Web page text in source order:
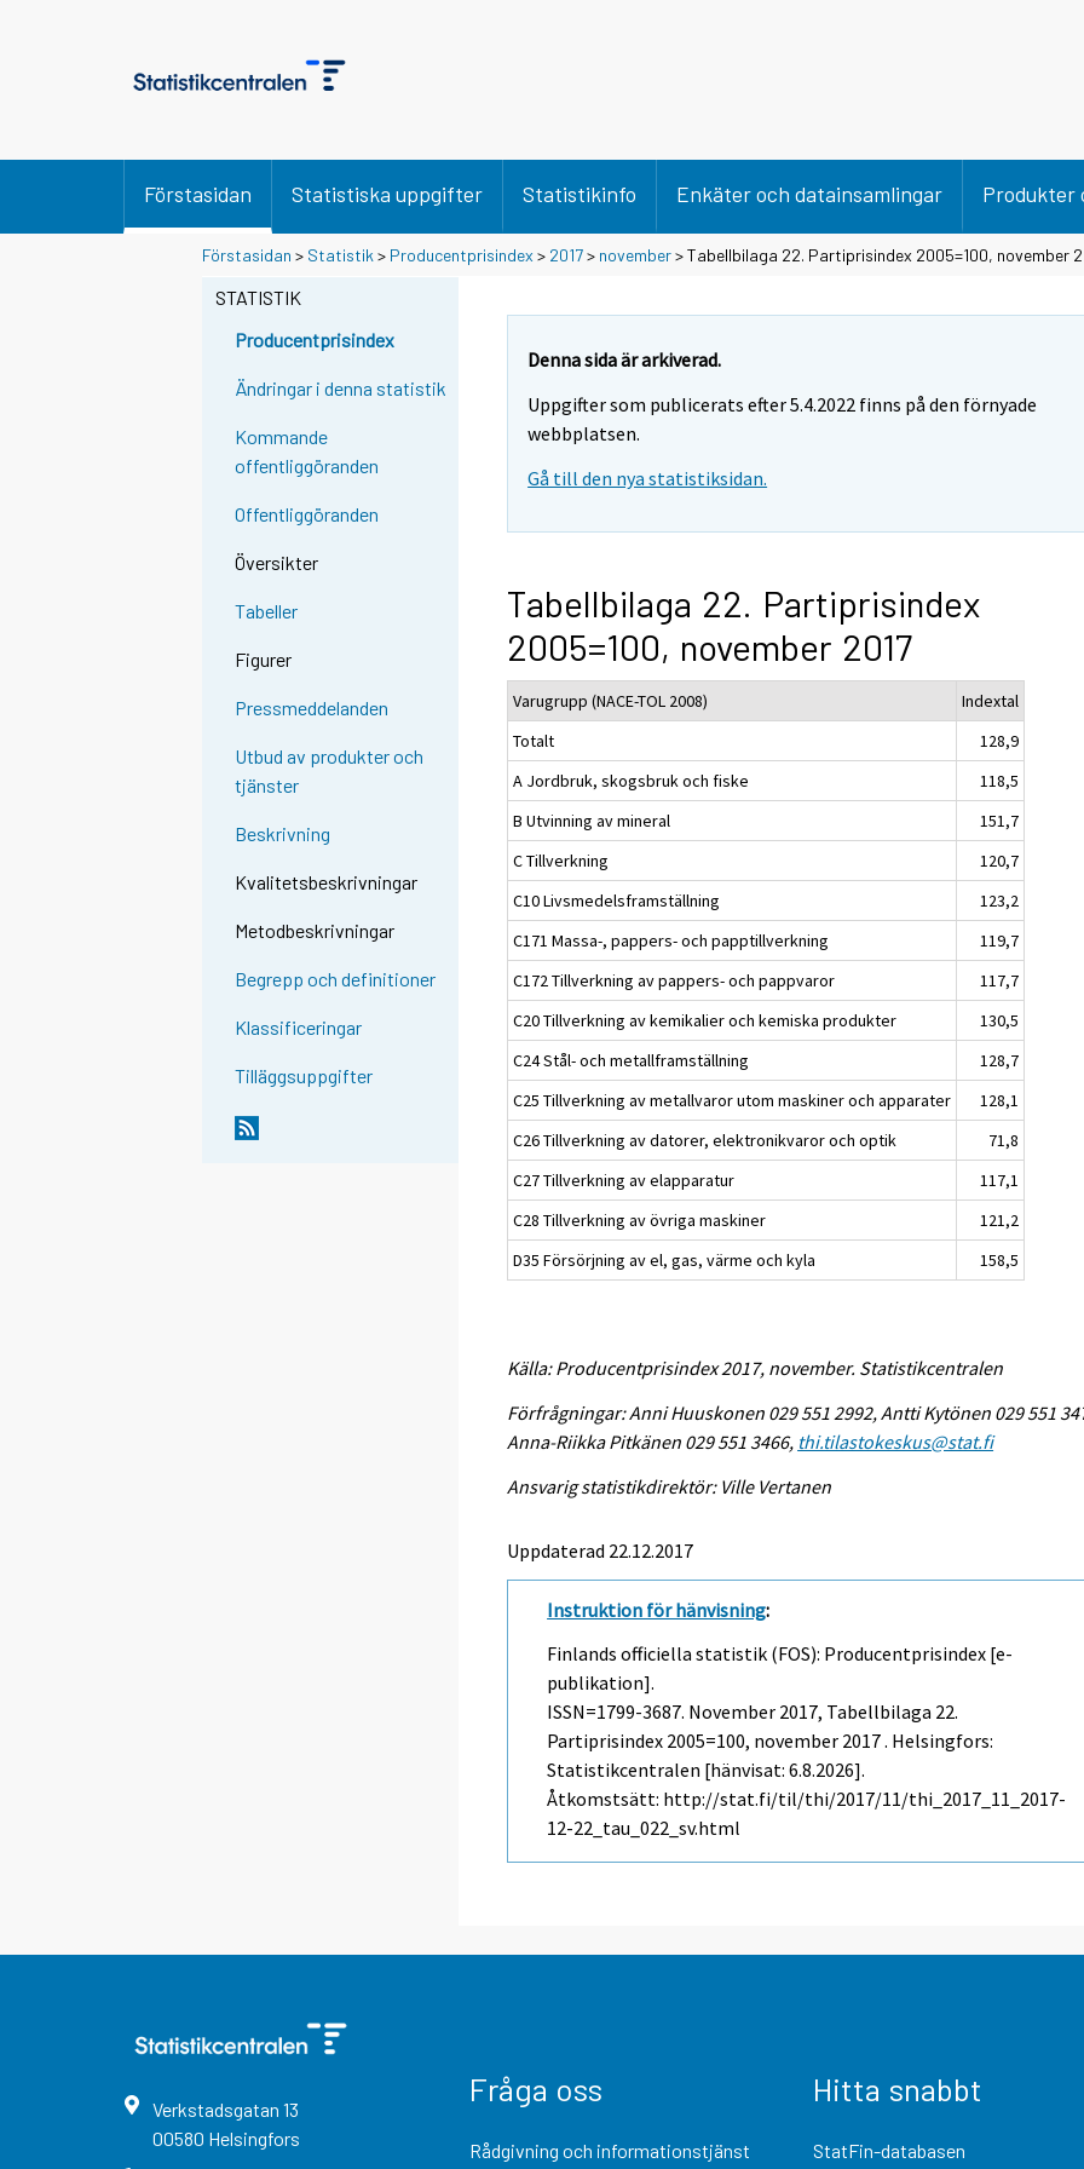
Förstasidan Statistiska uppgifter Statistikinfo Enkäter och datainsamlingar Produkter
Förstasidan > Statistik > Producentprisindex > 2017> november> Tabellbilaga 22. Partiprisindex 2005=100, november
STATISTIK
Producentprisindex
Ändringar i denna statistik
Kommande
offentliggöranden
Offentliggöranden
Översikter
Tabeller
Figurer
Pressmeddelanden
Utbud av produkter och
tjänster
Beskrivning
Kvalitetsbeskrivningar
Metodbeskrivningar
Begrepp och definitioner
Klassificeringar
Tilläggsuppgifter
Denna sida är arkiverad.
Uppgifter som publicerats efter 5.4.2022 finns på den förnyade
webbplatsen.
Gå till den nya statistiksidan.
Tabellbilaga 22. Partiprisindex
2005=100, november 2017
Varugrupp (NACE-TOL 2008)
Indextal
Totalt
128,9
A Jordbruk, skogsbruk och fiske
118,5
B Utvinning av mineral
151,7
C Tillverkning
120,7
C10 Livsmedelsframställning
123,2
C171 Massa-, pappers- och papptillverkning
119,7
C172 Tillverkning av pappers- och pappvaror
117,7
C20 Tillverkning av kemikalier och kemiska produkter
130,5
C24 Stål- och metallframställning
128,7
C25 Tillverkning av metallvaror utom maskiner och apparater
128,1
C26 Tillverkning av datorer, elektronikvaror och optik
71,8
C27 Tillverkning av elapparatur
117,1
C28 Tillverkning av övriga maskiner
121,2
D35 Försörjning av el, gas, värme och kyla
158,5
Källa: Producentprisindex 2017, november. Statistikcentralen
Förfrågningar: Anni Huuskonen 029 551 2992, Antti Kytönen 029 551
Anna-Riikka Pitkänen 029 551 3466, thi.tilastokeskus@stat.fi
Ansvarig statistikdirektör: Ville Vertanen
Uppdaterad 22.12.2017
Instruktion för hänvisning:
Finlands officiella statistik (FOS): Producentprisindex [e-
publikation].
ISSN=1799-3687. November 2017, Tabellbilaga 22.
Partiprisindex 2005=100, november 2017 . Helsingfors:
Statistikcentralen [hänvisat: 6.8.2026].
Åtkomstsätt: http://stat.fi/til/thi/2017/11/thi_2017_11_2017-
12-22_tau_022_sv.html
Verkstadsgatan 13
00580 Helsingfors
Fråga oss
Rådgivning och informationstjänst
Hitta snabbt
StatFin-databasen